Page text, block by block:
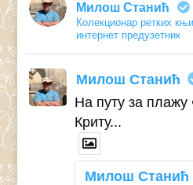
Милош Станић
Колекционар ретких
интернет предузетник
Милош Станић
На путу за
Криту...
Милош Станић